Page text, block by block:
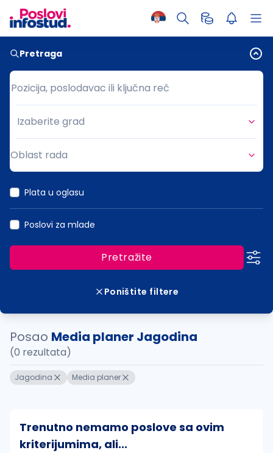
Pretraga
Pozicija, poslodavac ili ključna reč
Pozicija, poslodavac ili ključna reč
Grad
Izaberite grad
Oblast rada
Plata u oglasu
Poslovi za mlade
Pretražite
Poništite filtere
Posao Media planer Jagodina
(0 rezultata)
Jagodina Media planer
Trenutno nemamo poslove sa ovim
kriterijumima, ali...